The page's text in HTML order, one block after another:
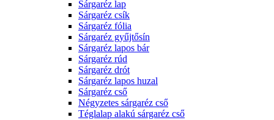
Sárgaréz lap
Sárgaréz csík
Sárgaréz fólia
Sárgaréz gyűjtősín
Sárgaréz lapos bár
Sárgaréz rúd
Sárgaréz drót
Sárgaréz lapos huzal
Sárgaréz cső
Négyzetes sárgaréz cső
Téglalap alakú sárgaréz cső